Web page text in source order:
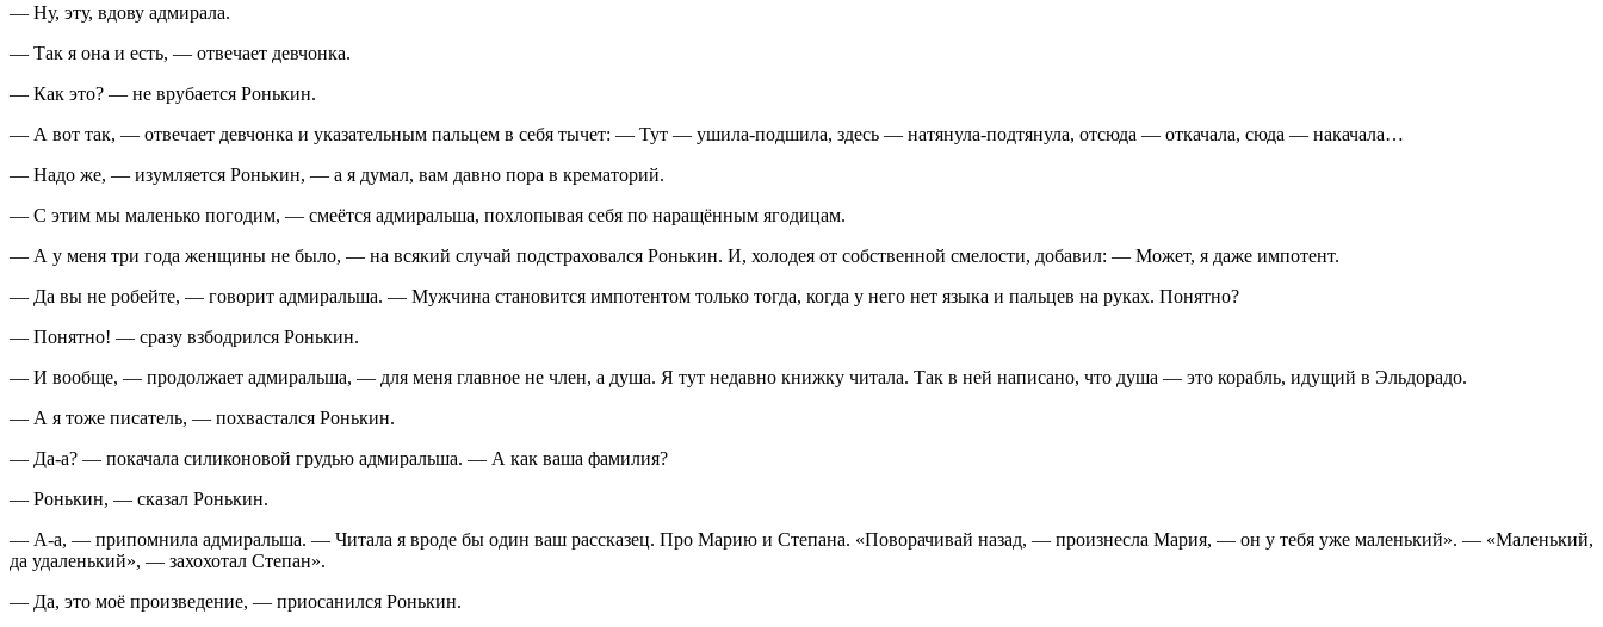
— Ну, эту, вдову адмирала.
— Так я она и есть, — отвечает девчонка.
— Как это? — не врубается Ронькин.
— А вот так, — отвечает девчонка и указательным пальцем в себя тычет: — Тут — ушила-подшила, здесь — натянула-подтянула, отсюда — откачала, сюда — накачала…
— Надо же, — изумляется Ронькин, — а я думал, вам давно пора в крематорий.
— С этим мы маленько погодим, — смеётся адмиральша, похлопывая себя по наращённым ягодицам.
— А у меня три года женщины не было, — на всякий случай подстраховался Ронькин. И, холодея от собственной смелости, добавил: — Может, я даже импотент.
— Да вы не робейте, — говорит адмиральша. — Мужчина становится импотентом только тогда, когда у него нет языка и пальцев на руках. Понятно?
— Понятно! — сразу взбодрился Ронькин.
— И вообще, — продолжает адмиральша, — для меня главное не член, а душа. Я тут недавно книжку читала. Так в ней написано, что душа — это корабль, идущий в Эльдорадо.
— А я тоже писатель, — похвастался Ронькин.
— Да-а? — покачала силиконовой грудью адмиральша. — А как ваша фамилия?
— Ронькин, — сказал Ронькин.
— А-а, — припомнила адмиральша. — Читала я вроде бы один ваш рассказец. Про Марию и Степана. «Поворачивай назад, — произнесла Мария, — он у тебя уже маленький». — «Маленький,
да удаленький», — захохотал Степан».
— Да, это моё произведение, — приосанился Ронькин.